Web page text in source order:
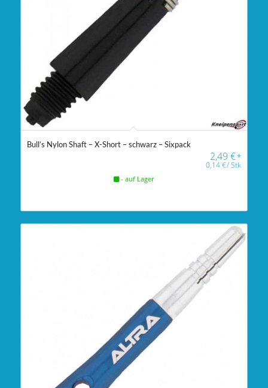
Bull’s Nylon Shaft – X-Short – schwarz – Sixpack
2,49€*
0,14€/Stk
- auf Lager